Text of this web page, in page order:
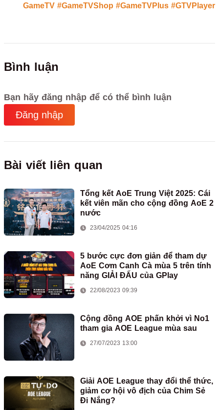
GameTV #GameTVShop #GameTVPlus #GTVPlayer
Bình luận
Bạn hãy đăng nhập để có thể bình luận
Đăng nhập
Bài viết liên quan
Tổng kết AoE Trung Việt 2025: Cái
kết viên mãn cho cộng đồng AoE 2
nước
23/04/2025 04:16
5 bước cực đơn giản để tham dự
AoE Cơm Canh Cà mùa 5 trên tính
năng GIẢI ĐẤU của GPlay
22/08/2023 09:39
Cộng đồng AOE phấn khởi vì No1
tham gia AOE League mùa sau
27/07/2023 13:00
Giải AOE League thay đổi thể thức,
giảm cơ hội vô địch của Chim Sẻ
Đi Nắng?